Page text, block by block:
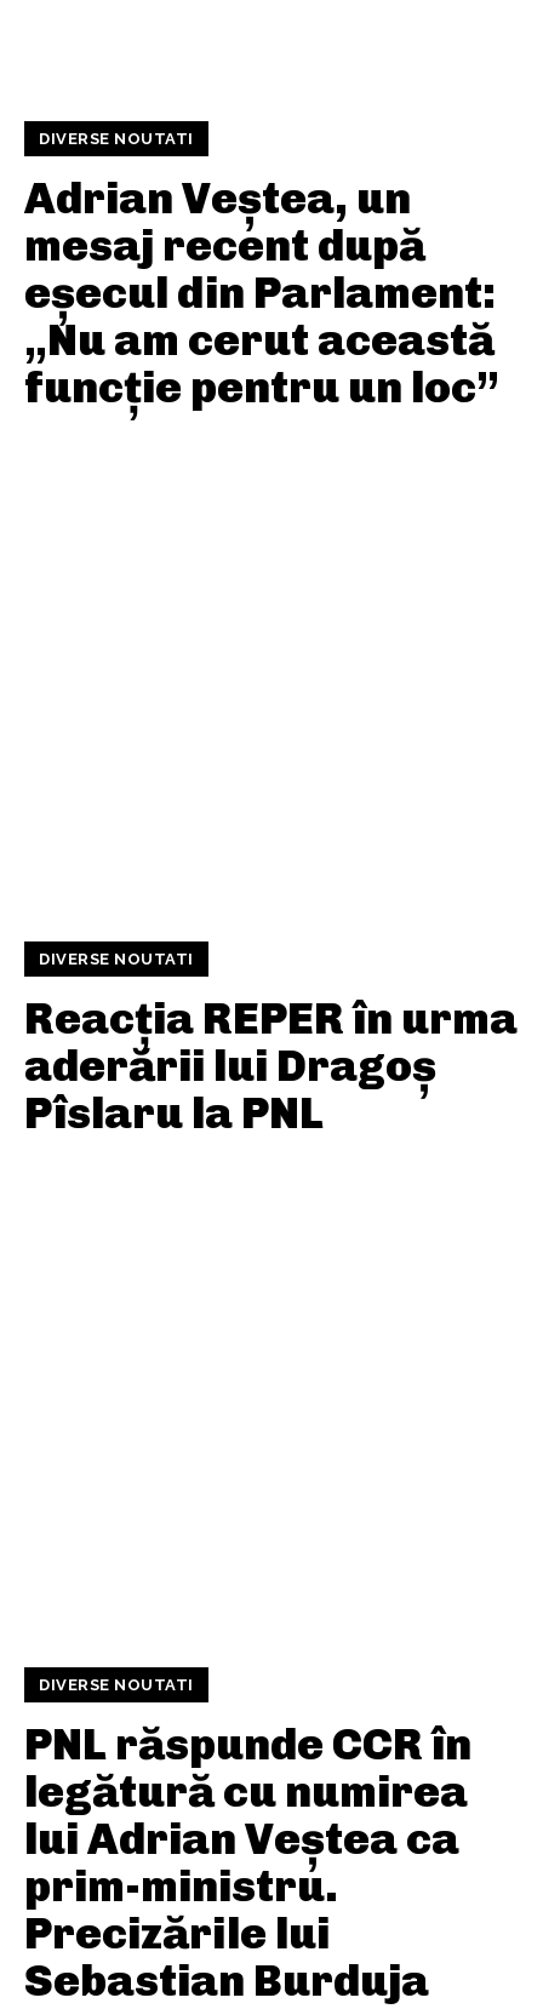
DIVERSE NOUTATI
Adrian Veștea, un
mesaj recent după
eșecul din Parlament:
„Nu am cerut această
funcție pentru un loc”
DIVERSE NOUTATI
Reacția REPER în urma
aderării lui Dragoș
Pîslaru la PNL
DIVERSE NOUTATI
PNL răspunde CCR în
legătură cu numirea
lui Adrian Veștea ca
prim-ministru.
Precizările lui
Sebastian Burduja